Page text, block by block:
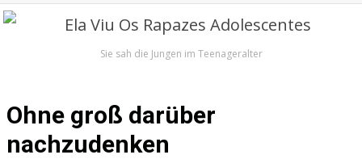
Sie sah die Jungen im Teenageralter
Ohne groß darüber
nachzudenken